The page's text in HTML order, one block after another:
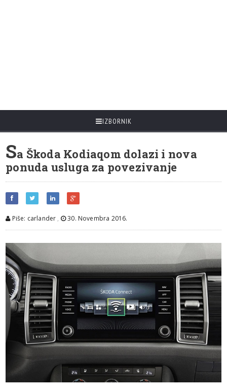
IZBORNIK
Sa Škoda Kodiaqom dolazi i nova
ponuda usluga za povezivanje
Piše: carlander , 30. Novembra 2016.